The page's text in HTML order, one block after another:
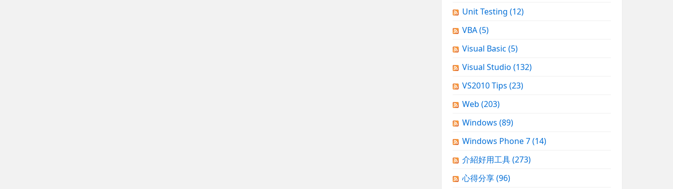
Unit Testing (12)
VBA(5)
Visual Basic (5)
Visual Studio (132)
VS2010 Tips (23)
Web (203)
Windows (89)
Windows Phone 7(14)
介紹好用工具(273)
心得分享(96)